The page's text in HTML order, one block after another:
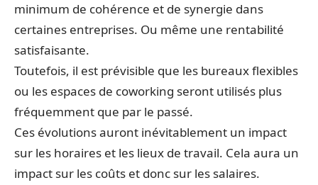
minimum de cohérence et de synergie dans
certaines entreprises. Ou même une rentabilité
satisfaisante.
Toutefois, il est prévisible que les bureaux flexibles
ou les espaces de coworking seront utilisés plus
fréquemment que par le passé.
Ces évolutions auront inévitablement un impact
sur les horaires et les lieux de travail. Cela aura un
impact sur les coûts et donc sur les salaires.